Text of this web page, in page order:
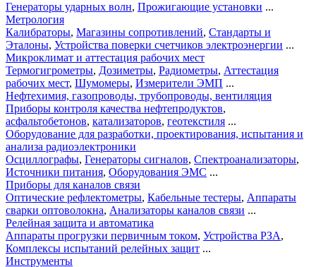
Генераторы ударных волн, Прожигающие установки ...
Метрология
Калибраторы, Магазины сопротивлений, Стандарты и
Эталоны, Устройства поверки счетчиков электроэнергии ...
Микроклимат и аттестация рабочих мест
Термогигрометры, Дозиметры, Радиометры, Аттестация
рабочих мест, Шумомеры, Измерители ЭМП ...
Нефтехимия, газопроводы, трубопроводы, вентиляция
Приборы контроля качества нефтепродуктов,
асфальтобетонов, катализаторов, геотекстиля ...
Оборудование для разработки, проектирования, испытания и
анализа радиоэлектроники
Осциллографы, Генераторы сигналов, Спектроанализаторы,
Источники питания, Оборудования ЭМС ...
Приборы для каналов связи
Оптические рефлектометры, Кабельные тестеры, Аппараты
сварки оптоволокна, Анализаторы каналов связи ...
Релейная защита и автоматика
Аппараты прогрузки первичным током, Устройства РЗА,
Комплексы испытаний релейных защит ...
Инструменты